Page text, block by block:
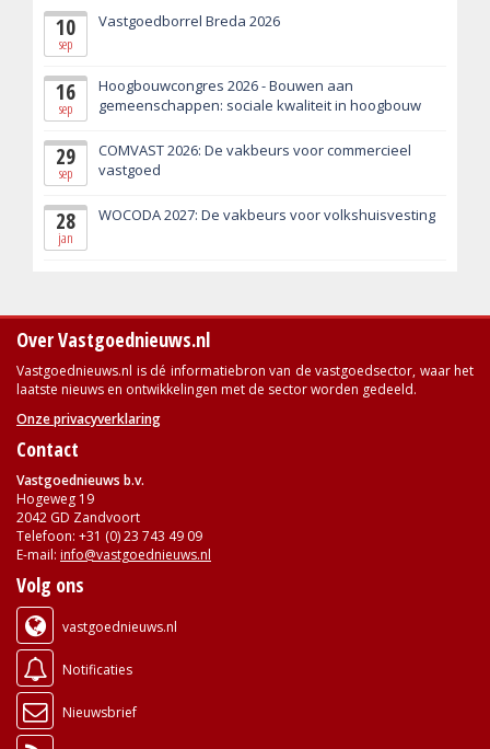
10
sep
Vastgoedborrel Breda 2026
16
sep
Hoogbouwcongres 2026 - Bouwen aan
gemeenschappen: sociale kwaliteit in hoogbouw
29
sep
COMVAST 2026: De vakbeurs voor commercieel
vastgoed
28
jan
WOCODA 2027: De vakbeurs voor volkshuisvesting
Over Vastgoednieuws.nl
Vastgoednieuws.nl is dé informatiebron van de vastgoedsector, waar het
laatste nieuws en ontwikkelingen met de sector worden gedeeld.
Onze privacyverklaring
Contact
Vastgoednieuws b.v.
Hogeweg 19
2042 GD Zandvoort
Telefoon: +31 (0) 23 743 49 09
E-mail: info@vastgoednieuws.nl
Volg ons
vastgoednieuws.nl
Notificaties
Nieuwsbrief